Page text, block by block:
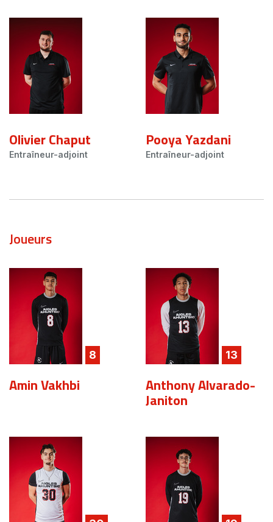
Olivier Chaput
Entraîneur-adjoint
Pooya Yazdani
Entraîneur-adjoint
Joueurs
8
Amin Vakhbi
13
Anthony Alvarado-
Janiton